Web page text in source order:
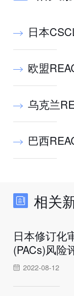
日本
欧盟
乌克兰
巴西
相关
日本修订化
(PACs)风险
2022-08-12